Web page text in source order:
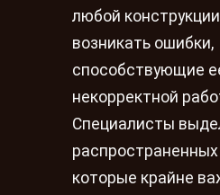
любой
возникать ошибки,
способствующие
некорректной
Специалисты
которые крайне